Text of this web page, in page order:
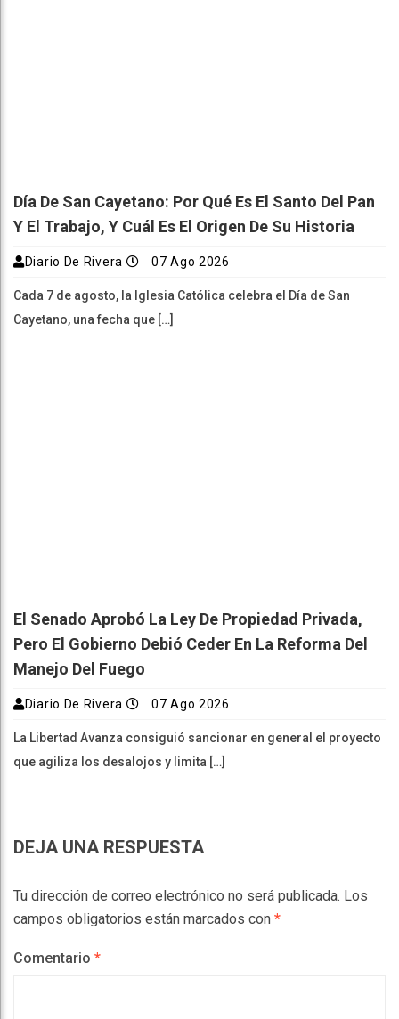
Día De San Cayetano: Por Qué Es El Santo Del Pan
Y El Trabajo, Y Cuál Es El Origen De Su Historia
Diario De Rivera 07 Ago 2026
Cada 7 de agosto, la Iglesia Católica celebra el Día de San
Cayetano, una fecha que […]
El Senado Aprobó La Ley De Propiedad Privada,
Pero El Gobierno Debió Ceder En La Reforma Del
Manejo Del Fuego
Diario De Rivera 07 Ago 2026
La Libertad Avanza consiguió sancionar en general el proyecto
que agiliza los desalojos y limita […]
DEJA UNA RESPUESTA
Tu dirección de correo electrónico no será publicada. Los
campos obligatorios están marcados con *
Comentario *